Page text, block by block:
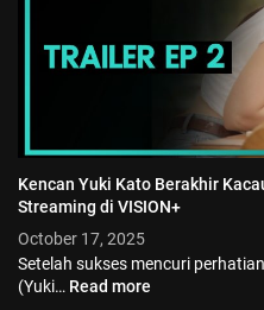
Kencan Yuki Kato Berakhir
Streaming di VISION+
October 17, 2025
Setelah sukses mencuri
(Yuki… Read more